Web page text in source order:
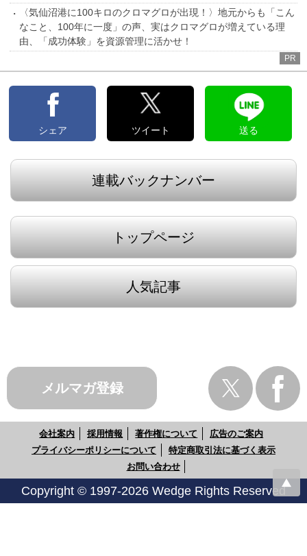
〈気仙沼港に100キロのクロマグロが出現！〉地元からも「こん
なこと、100年に一度」の声、実はクロマグロが増えている理
由、「成功体験」を資源管理に活かせ！
PR
シェア ツイート 送る
連載バックナンバー
トップページ
人気記事
メルマガ登録
会社案内 採用情報 著作権について
広告のご案内
プライバシーポリシーについて
特定商取引法に基づく表示
お問い合わせ
Copyright © 1997-2026 Wedge Rights Reserved